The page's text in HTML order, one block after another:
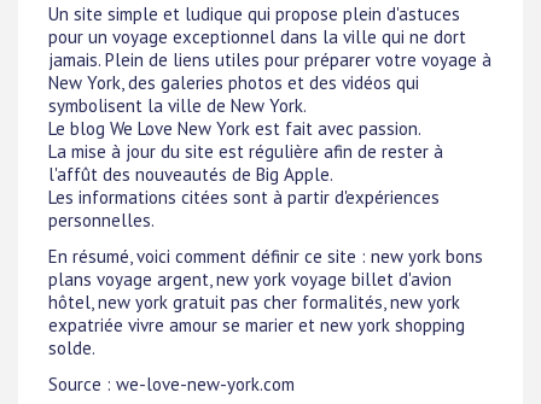
Un site simple et ludique qui propose plein d'astuces
pour un voyage exceptionnel dans la ville qui ne dort
jamais. Plein de liens utiles pour préparer votre voyage à
New York, des galeries photos et des vidéos qui
symbolisent la ville de New York.
Le blog We Love New York est fait avec passion.
La mise à jour du site est régulière afin de rester à
l'affût des nouveautés de Big Apple.
Les informations citées sont à partir d'expériences
personnelles.
En résumé, voici comment définir ce site : new york bons
plans voyage argent, new york voyage billet d'avion
hôtel, new york gratuit pas cher formalités, new york
expatriée vivre amour se marier et new york shopping
solde.
Source : we-love-new-york.com